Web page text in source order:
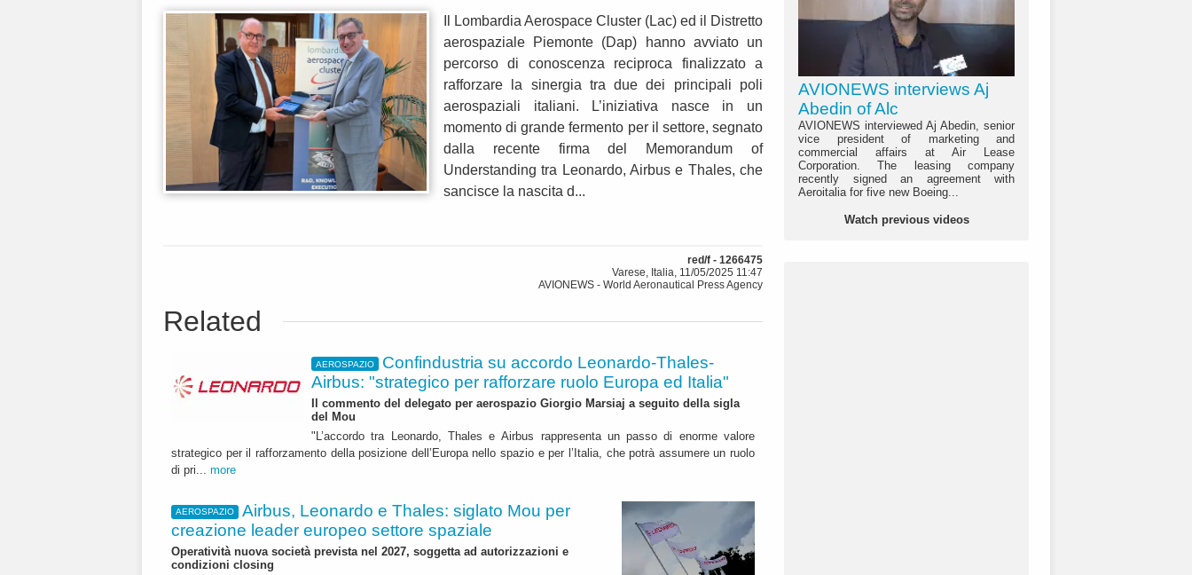
Il Lombardia Aerospace Cluster (Lac) ed il Distretto
aerospaziale Piemonte (Dap) hanno avviato un
percorso di conoscenza reciproca finalizzato a
rafforzare la sinergia tra due dei principali poli
aerospaziali italiani. L’iniziativa nasce in un
momento di grande fermento per il settore, segnato
dalla recente firma del Memorandum of
Understanding tra Leonardo, Airbus e Thales, che
sancisce la nascita d...
red/f - 1266475
Varese, Italia, 11/05/2025 11:47
AVIONEWS - World Aeronautical Press Agency
Related
AEROSPAZIO
Confindustria su accordo Leonardo-Thales-
Airbus: "strategico per rafforzare ruolo Europa ed Italia"
Il commento del delegato per aerospazio Giorgio Marsiaj a seguito della sigla
del Mou
"L’accordo tra Leonardo, Thales e Airbus rappresenta un passo di enorme valore
strategico per il rafforzamento della posizione dell’Europa nello spazio e per l’Italia, che potrà assumere un ruolo
di pri... more
AEROSPAZIO
Airbus, Leonardo e Thales: siglato Mou per
creazione leader europeo settore spaziale
Operatività nuova società prevista nel 2027, soggetta ad autorizzazioni e
condizioni closing
AVIONEWS interviews Aj
Abedin of Alc
AVIONEWS interviewed Aj Abedin, senior
vice president of marketing and
commercial affairs at Air Lease
Corporation. The leasing company
recently signed an agreement with
Aeroitalia for five new Boeing...
Watch previous videos